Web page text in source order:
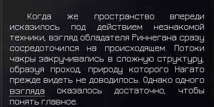
Яманака Шунвыкидывает предмет
Еда:
Данго (*3)
Яманака Шунвыкидывает предметЕда:
Данго (*3)
Яманака Шунвыкидывает предметЕда:
Данго (*3)
Когда же пространство впереди
исказилось под действием незнакомой
техники, взгляд обладателя Риннегана сразу
сосредоточился на происходящем. Потоки
чакры закручивались в сложную структуру,
образуя проход, природу которого Нагато
прежде видеть не доводилось. Однако одного
взгляда оказалось достаточно, чтобы
понять главное.